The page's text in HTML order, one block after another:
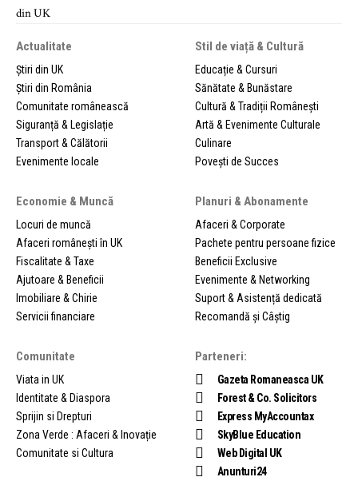
Actualitate
Știri din UK
Știri din România
Comunitate românească
Siguranță & Legislație
Transport & Călătorii
Evenimente locale
Stil de viață & Cultură
Educație & Cursuri
Sănătate & Bunăstare
Cultură & Tradiții Românești
Artă & Evenimente Culturale
Culinare
Povești de Succes
Economie & Muncă
Locuri de muncă
Afaceri românești în UK
Fiscalitate & Taxe
Ajutoare & Beneficii
Imobiliare & Chirie
Servicii financiare
Planuri & Abonamente
Afaceri & Corporate
Pachete pentru persoane fizice
Beneficii Exclusive
Evenimente & Networking
Suport & Asistență dedicată
Recomandă și Câștig
Comunitate
Viata in UK
Identitate & Diaspora
Sprijin si Drepturi
Zona Verde : Afaceri & Inovație
Comunitate si Cultura
Parteneri:
Gazeta Romaneasca UK
Forest & Co. Solicitors
Express MyAccountax
SkyBlue Education
Web Digital UK
Anunturi24